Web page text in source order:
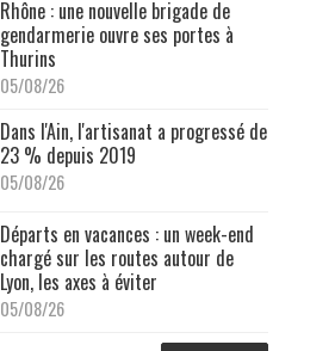
Rhône : une nouvelle brigade de
gendarmerie ouvre ses portes à
Thurins
05/08/26
Dans l'Ain, l'artisanat a progressé de
23 % depuis 2019
05/08/26
Départs en vacances : un week-end
chargé sur les routes autour de
Lyon, les axes à éviter
05/08/26